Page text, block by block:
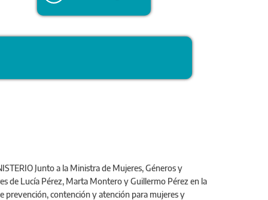
Junto a la Ministra de Mujeres, Géneros y
de Lucía Pérez, Marta Montero y Guillermo Pérez en la
prevención, contención y atención para mujeres y